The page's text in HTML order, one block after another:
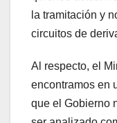
la tramitación y
circuitos de
Al respecto, el
encontramos en
que el Gobierno